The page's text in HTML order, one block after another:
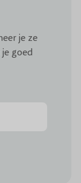
je ze
goed